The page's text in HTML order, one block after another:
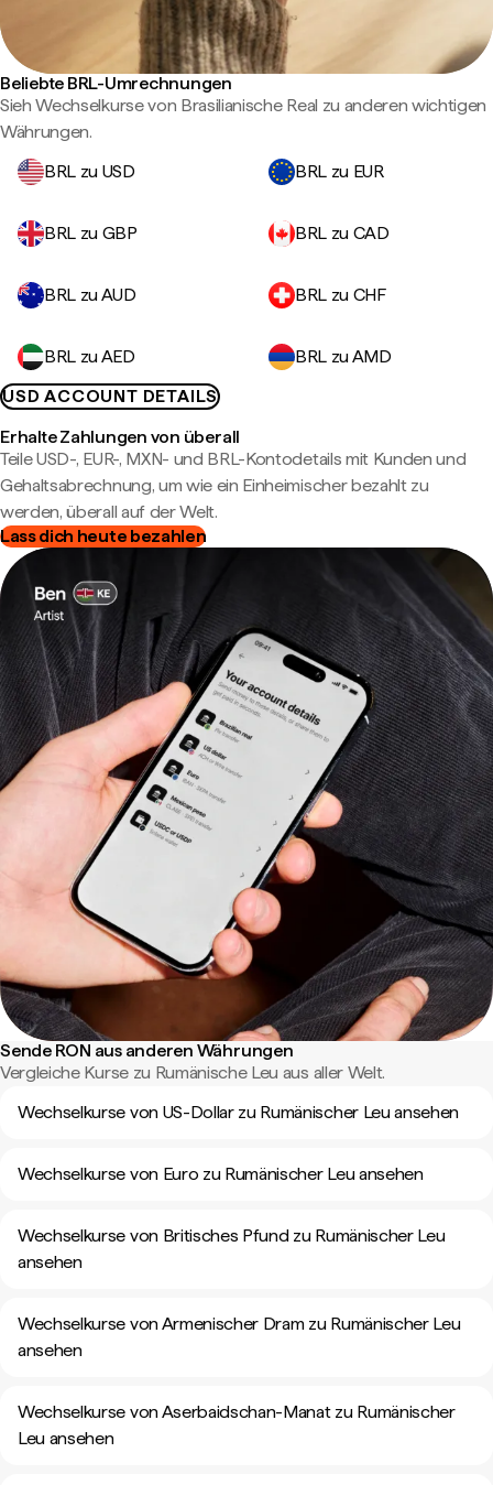
Beliebte BRL-Umrechnungen
Sieh Wechselkurse von Brasilianische Real zu anderen wichtigen
Währungen.
BRL zu USD
BRL zu EUR
BRL zu GBP BRL zu CAD
BRL zu AUD BRL zu CHF
BRL zu AED
BRL zu AMD
USD ACCOUNT DETAILS
Erhalte Zahlungen von überall
Teile USD-, EUR-, MXN- und BRL-Kontodetails mit Kunden und
Gehaltsabrechnung, um wie ein Einheimischer bezahlt zu
werden, überall auf der Welt.
Lass dich heute bezahlen
Sende RON aus anderen Währungen
Vergleiche Kurse zu Rumänische Leu aus aller Welt.
Wechselkurse von US-Dollar zu Rumänischer Leu ansehen
Wechselkurse von Euro zu Rumänischer Leu ansehen
Wechselkurse von Britisches Pfund zu Rumänischer Leu
ansehen
Wechselkurse von Armenischer Dram zu Rumänischer Leu
ansehen
Wechselkurse von Aserbaidschan-Manat zu Rumänischer
Leu ansehen